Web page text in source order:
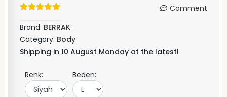
Comment
Brand: BERRAK
Category: Body
Shipping in 10 August Monday at the latest!
Renk: Beden: